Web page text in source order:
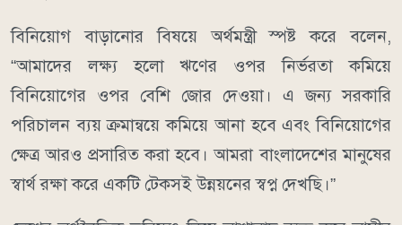
বিনিয়োগ বাড়ানোর বিষয়ে অর্থমন্ত্রী স্পষ্ট করে বলেন,
“আমাদের লক্ষ্য হলো ঋণের ওপর নির্ভরতা কমিয়ে
বিনিয়োগের ওপর বেশি জোর দেওয়া। এ জন্য সরকারি
পরিচালন ব্যয় ক্রমান্বয়ে কমিয়ে আনা হবে এবং বিনিয়োগের
ক্ষেত্র আরও প্রসারিত করা হবে। আমরা বাংলাদেশের মানুষের
স্বার্থ রক্ষা করে একটি টেকসই উন্নয়নের স্বপ্ন দেখছি।”